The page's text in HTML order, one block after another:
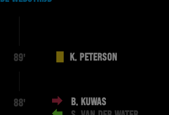
89' K. PETERSON
88'
B. KUWAS